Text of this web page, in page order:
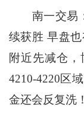
南一交易：
续获胜 早盘
附近先减仓
4210-4220区
金还会反复洗！